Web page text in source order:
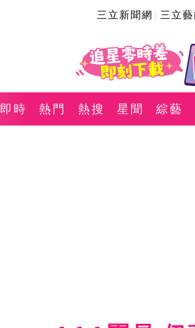
三立新聞網 三立
即時 熱門 熱搜 星聞 綜藝